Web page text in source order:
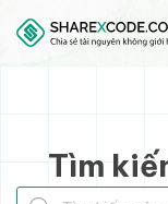
Skip to main
Skip to footer
Tìm
Tìm kiếm sản phẩm